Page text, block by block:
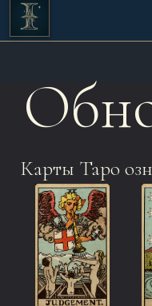
Карты Таро